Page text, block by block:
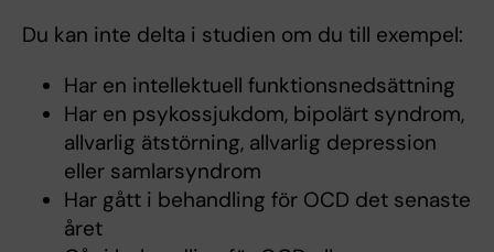
Du kan inte delta i studien om du till exempel:
Har en intellektuell funktionsnedsättning
Har en psykossjukdom, bipolärt syndrom,
allvarlig ätstörning, allvarlig depression
eller samlarsyndrom
Har gått i behandling för OCD det senaste
året